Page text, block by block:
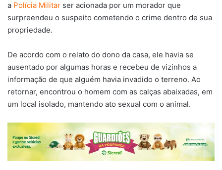
a Polícia Militar ser acionada por um morador que
surpreendeu o suspeito cometendo o crime dentro de sua
propriedade.
De acordo com o relato do dono da casa, ele havia se
ausentado por algumas horas e recebeu de vizinhos a
informação de que alguém havia invadido o terreno. Ao
retornar, encontrou o homem com as calças abaixadas, em
um local isolado, mantendo ato sexual com o animal.